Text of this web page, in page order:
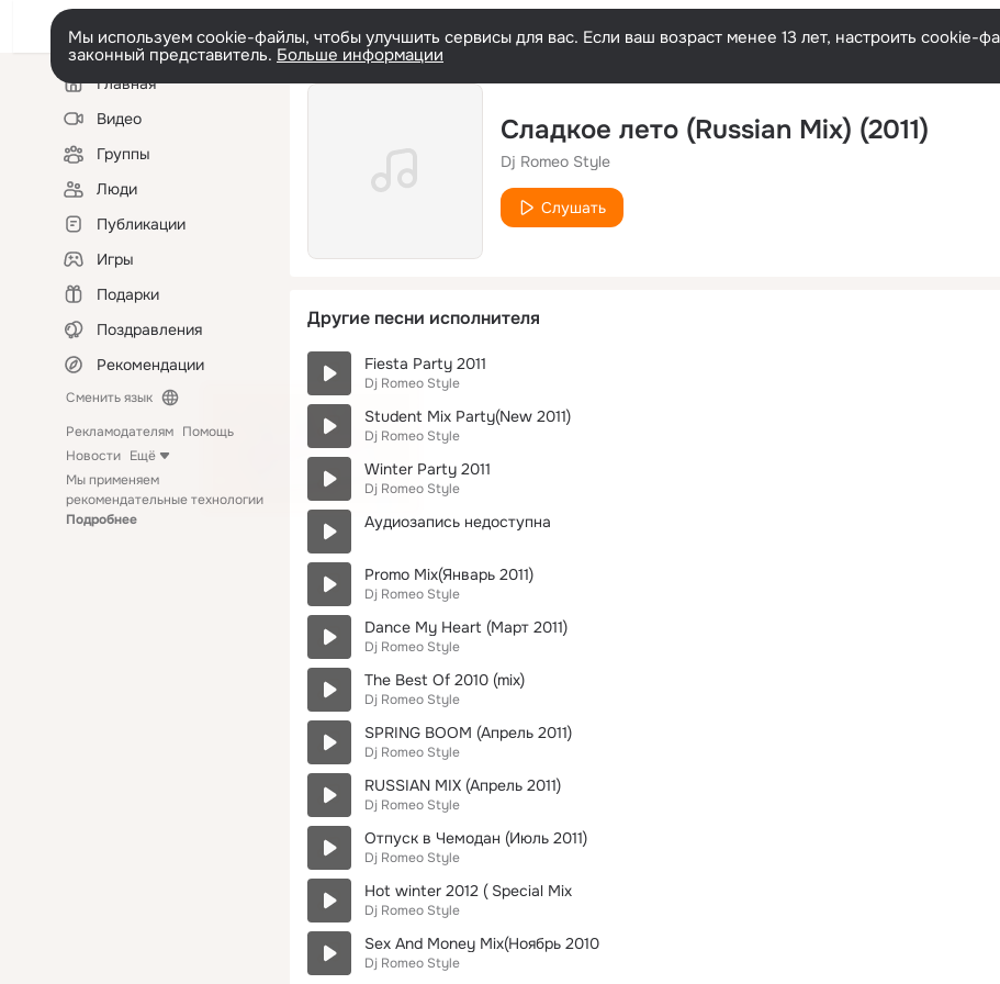
Мы используем cookie-файлы, чтобы улучшить сервисы для вас. Если ваш возраст менее 13 лет, настроить cookie-
законный представитель. Больше информации
Левая
колонкаГлавная
Видео
Группы
Люди
Публикации
Игры
Подарки
Поздравления
Рекомендации
Сменить язык
Рекламодателям Помощь
Новости Ещё
Мы применяем
рекомендательные технологии
Подробнее
Сладкое лето (Russian Mix) (2011)
Dj Romeo Style
Слушать
Другие песни исполнителя
Fiesta Party 2011
Dj Romeo Style
Student Mix Party(New 2011)
Dj Romeo Style
Winter Party 2011
Dj Romeo Style
Аудиозапись недоступна
Promo Mix(Январь 2011)
Dj Romeo Style
Dance My Heart (Mарт 2011)
Dj Romeo Style
The Best Of 2010 (mix)
Dj Romeo Style
SPRING BOOM (Апрель 2011)
Dj Romeo Style
RUSSIAN MIX (Апрель 2011)
Dj Romeo Style
Отпуск в Чемодан (Июль 2011)
Dj Romeo Style
Hot winter 2012 ( Special Mix
Dj Romeo Style
Sex And Money Mix(Ноябрь 2010
Dj Romeo Style